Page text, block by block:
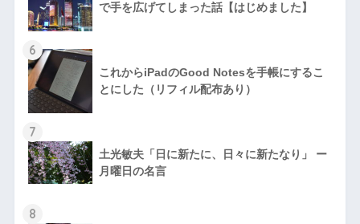
で手を広げてしまった話【はじめました】
6
これからiPadのGood Notesを手帳にするこ
とにした（リフィル配布あり）
7
土光敏夫「日に新たに、日々に新たなり」 ー
月曜日の名言
8